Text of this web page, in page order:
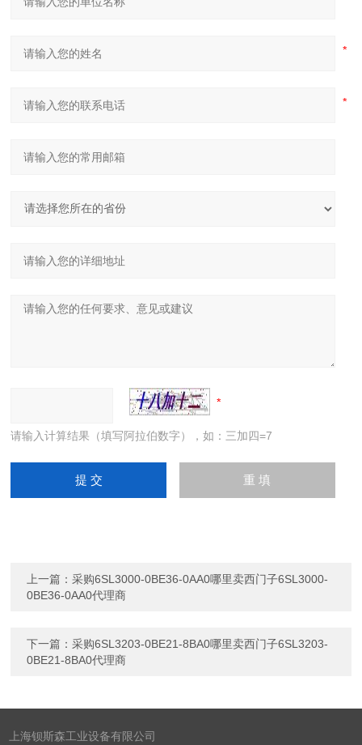
请输入计算结果（填写阿拉伯数字），如：三加四=7
上一篇：采购6SL3000-0BE36-0AA0哪里卖西门子6SL3000-
0BE36-0AA0代理商
下一篇：采购6SL3203-0BE21-8BA0哪里卖西门子6SL3203-
0BE21-8BA0代理商
上海钡斯森工业设备有限公司